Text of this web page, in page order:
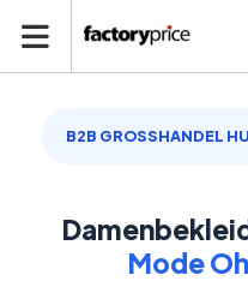
B2B GROSSHANDEL
Mode